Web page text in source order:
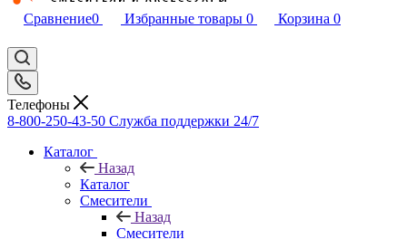
Сравнение0 Избранные товары 0 Корзина 0
Телефоны
8-800-250-43-50 Служба поддержки 24/7
Каталог
Назад
Каталог
Смесители
Назад
Смесители